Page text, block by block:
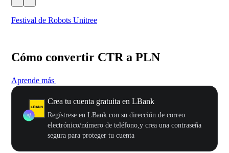
Festival de Robots Unitree
Cómo convertir CTR a PLN
Aprende más
Crea tu cuenta gratuita en LBank
Regístrese en LBank con su dirección de correo
electrónico/número de teléfono,y crea una contraseña
segura para proteger tu cuenta